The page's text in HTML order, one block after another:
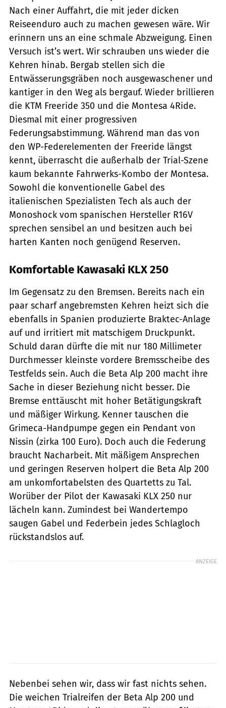
Nach einer Auffahrt, die mit jeder dicken
Reiseenduro auch zu machen gewesen wäre. Wir
erinnern uns an eine schmale Abzweigung. Einen
Versuch ist’s wert. Wir schrauben uns wieder die
Kehren hinab. Bergab stellen sich die
Entwässerungsgräben noch ausgewaschener und
kantiger in den Weg als bergauf. Wieder brillieren
die KTM Freeride 350 und die Montesa 4Ride.
Diesmal mit einer progressiven
Federungsabstimmung. Während man das von
den WP-Federelementen der Freeride längst
kennt, überrascht die außerhalb der Trial-Szene
kaum bekannte Fahrwerks-Kombo der Montesa.
Sowohl die konventionelle Gabel des
italienischen Spezialisten Tech als auch der
Monoshock vom spanischen Hersteller R16V
sprechen sensibel an und besitzen auch bei
harten Kanten noch genügend Reserven.
Komfortable Kawasaki KLX 250
Im Gegensatz zu den Bremsen. Bereits nach ein
paar scharf angebremsten Kehren heizt sich die
ebenfalls in Spanien produzierte Braktec-Anlage
auf und irritiert mit matschigem Druckpunkt.
Schuld daran dürfte die mit nur 180 Millimeter
Durchmesser kleinste vordere Bremsscheibe des
Testfelds sein. Auch die Beta Alp 200 macht ihre
Sache in dieser Beziehung nicht besser. Die
Bremse enttäuscht mit hoher Betätigungskraft
und mäßiger Wirkung. Kenner tauschen die
Grimeca-Handpumpe gegen ein Pendant von
Nissin (zirka 100 Euro). Doch auch die Federung
braucht Nacharbeit. Mit mäßigem Ansprechen
und geringen Reserven holpert die Beta Alp 200
am unkomfortabelsten des Quartetts zu Tal.
Worüber der Pilot der Kawasaki KLX 250 nur
lächeln kann. Zumindest bei Wandertempo
saugen Gabel und Federbein jedes Schlagloch
rückstandslos auf.
ANZEIGE
Nebenbei sehen wir, dass wir fast nichts sehen.
Die weichen Trialreifen der Beta Alp 200 und